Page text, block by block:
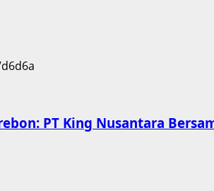
PT King Nusantara